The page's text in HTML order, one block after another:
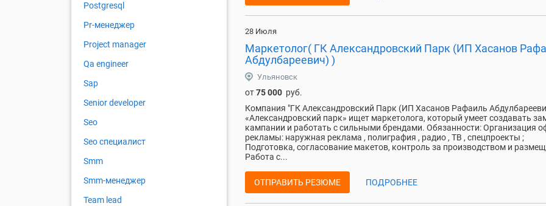
28 Июля
Маркетолог( ГК Александровский Парк (ИП Хасанов
Абдулбареевич) )
Ульяновск
от75 000 руб.
Компания "ГК Александровский Парк (ИП Хасанов Рафаиль
«Александровский парк» ищет маркетолога, который умеет создавать
кампании и работать с сильными брендами. Обязанности: Организация
рекламы: наружная реклама , полиграфия , радио , ТВ , спецпроекты ;
Подготовка, согласование макетов, контроль за производством и
Работа с...
ОТПРАВИТЬ РЕЗЮМЕ ПОДРОБНЕЕ
Postgresql
Pr-менеджер
Project manager
Qa engineer
Sap
Senior developer
Seo
Seo специалист
Smm
Smm-менеджер
Team lead